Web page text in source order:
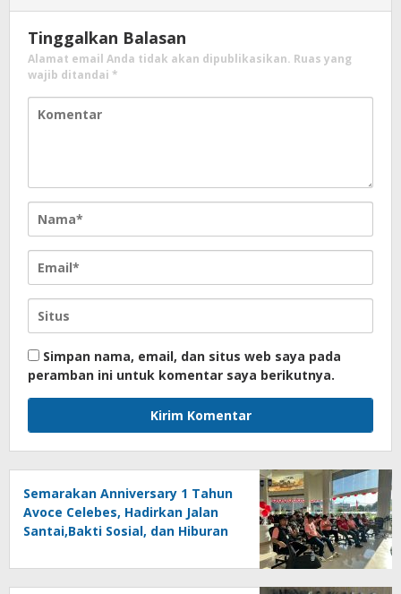
Tinggalkan Balasan
Alamat email Anda tidak akan dipublikasikan. Ruas yang
wajib ditandai *
Simpan nama, email, dan situs web saya pada
peramban ini untuk komentar saya berikutnya.
Semarakan Anniversary 1 Tahun
Avoce Celebes, Hadirkan Jalan
Santai,Bakti Sosial, dan Hiburan